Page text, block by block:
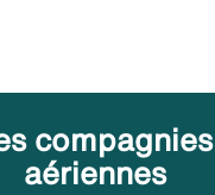
compagnies
aériennes